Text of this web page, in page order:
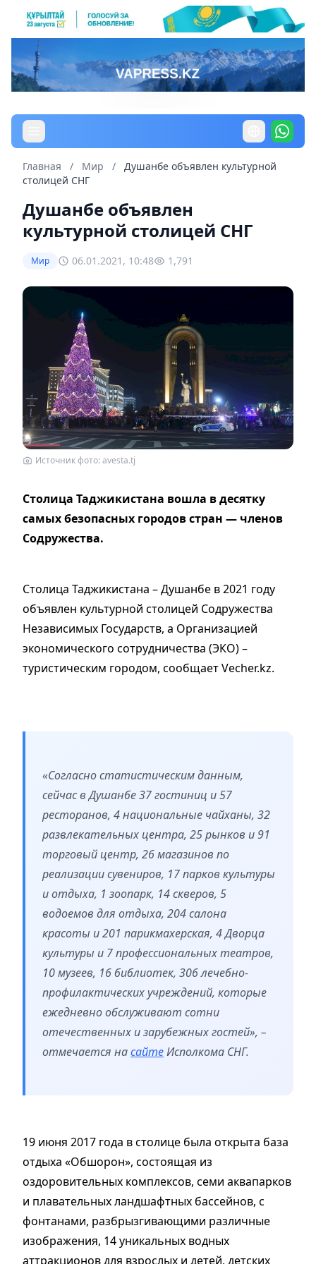
Главная / Мир /
Душанбе объявлен культурной
столицей СНГ
Душанбе объявлен
культурной столицей СНГ
Мир 06.01.2021, 10:48 1,791
Источник фото: avesta.tj
Столица Таджикистана вошла в десятку
самых безопасных городов стран — членов
Содружества.
Столица Таджикистана – Душанбе в 2021 году
объявлен культурной столицей Содружества
Независимых Государств, а Организацией
экономического сотрудничества (ЭКО) –
туристическим городом, сообщает Vecher.kz.
«Согласно статистическим данным,
сейчас в Душанбе 37 гостиниц и 57
ресторанов, 4 национальные чайханы, 32
развлекательных центра, 25 рынков и 91
торговый центр, 26 магазинов по
реализации сувениров, 17 парков культуры
и отдыха, 1 зоопарк, 14 скверов, 5
водоемов для отдыха, 204 салона
красоты и 201 парикмахерская, 4 Дворца
культуры и 7 профессиональных театров,
10 музеев, 16 библиотек, 306 лечебно-
профилактических учреждений, которые
ежедневно обслуживают сотни
отечественных и зарубежных гостей», –
отмечается насайтеИсполкома СНГ.
19 июня 2017 года в столице была открыта база
отдыха «Обшорон», состоящая из
оздоровительных комплексов, семи аквапарков
и плавательных ландшафтных бассейнов, с
фонтанами, разбрызгивающими различные
изображения, 14 уникальных водных
аттракционов для взрослых и детей, детских